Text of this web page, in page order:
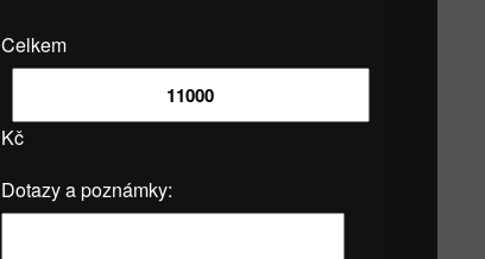
Celkem
Kč
Dotazy a poznámky: